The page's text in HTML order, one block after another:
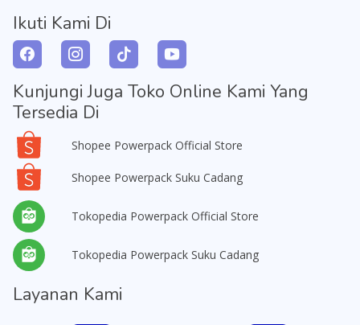
Ikuti Kami Di
Kunjungi Juga Toko Online Kami Yang
Tersedia Di
Shopee Powerpack Official Store
Shopee Powerpack Suku Cadang
Tokopedia Powerpack Official Store
Tokopedia Powerpack Suku Cadang
Layanan Kami